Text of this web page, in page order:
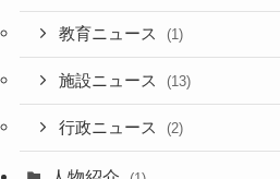
教育ニュース (1)
施設ニュース (13)
行政ニュース (2)